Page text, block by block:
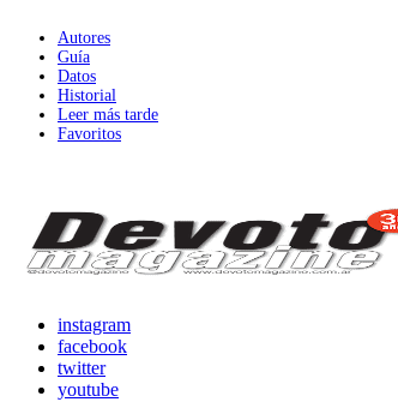
Autores
Guía
Datos
Historial
Leer más tarde
Favoritos
instagram
facebook
twitter
youtube